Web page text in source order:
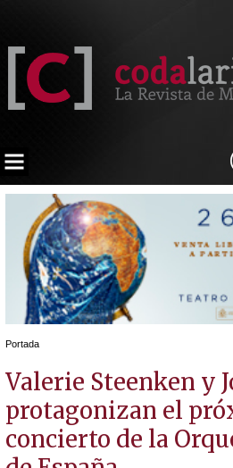
Portada
Valerie Steenken y
protagonizan el
concierto de la